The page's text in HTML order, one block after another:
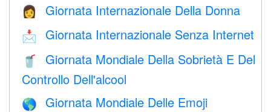
👩 Giornata Internazionale Della Donna
📩 Giornata Internazionale Senza Internet
🥤
Giornata Mondiale Della Sobrietà E Del
Controllo Dell'alcool
🌎 Giornata Mondiale Delle Emoji